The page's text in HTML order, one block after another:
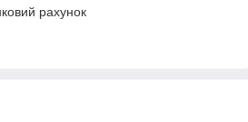
рахунок